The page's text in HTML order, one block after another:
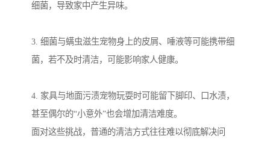
细菌，导致家中产生异味。
3. 细菌与螨虫滋生宠物身上的皮屑、唾液等可能携带细
菌，若不及时清洁，可能影响家人健康。
4. 家具与地面污渍宠物玩耍时可能留下脚印、口水渍，
甚至偶尔的“小意外”也会增加清洁难度。
面对这些挑战，普通的清洁方式往往难以彻底解决问